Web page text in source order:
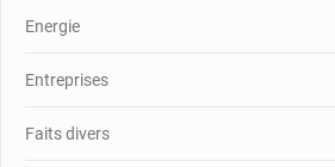
Energie
Entreprises
Faits divers